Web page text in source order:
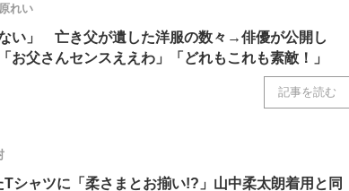
れい
ない」 亡き父が遺した洋服の数々→俳優が公開し
お父さんセンスええわ」「どれもこれも素敵！」
記事を読む
シャツに「柔さまとお揃い!?」山中柔太朗着用と同